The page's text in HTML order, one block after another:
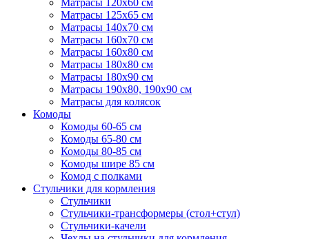
Матрасы 120х60 см
Матрасы 125х65 см
Матрасы 140х70 см
Матрасы 160х70 см
Матрасы 160х80 см
Матрасы 180х80 см
Матрасы 180х90 см
Матрасы 190х80, 190х90 см
Матрасы для колясок
Комоды
Комоды 60-65 см
Комоды 65-80 см
Комоды 80-85 см
Комоды шире 85 см
Комод с полками
Стульчики для кормления
Стульчики
Стульчики-трансформеры (стол+стул)
Стульчики-качели